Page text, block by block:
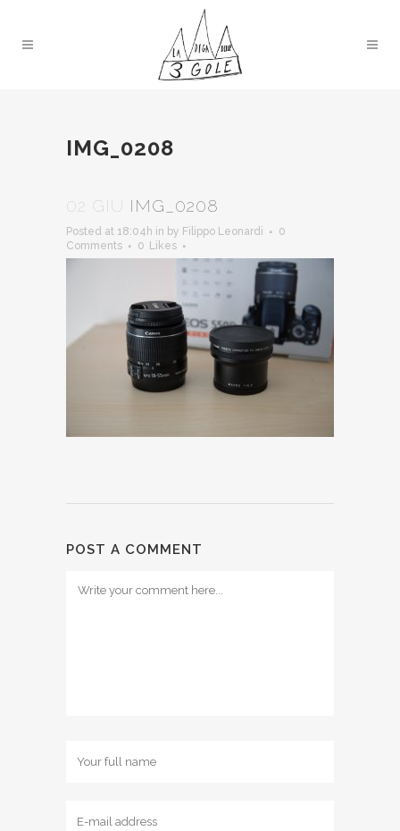
IMG_0208
02 GIU IMG_0208
Posted at 18:04h in by Filippo Leonardi
0
Comments
0 Likes
POST A COMMENT